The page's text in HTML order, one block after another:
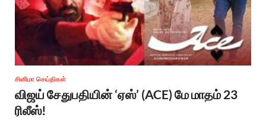
சினிமா செய்திகள்
விஜய் சேதுபதியின் ‘ஏஸ்’ (ACE) மே மாதம் 23
ரிலீஸ்!